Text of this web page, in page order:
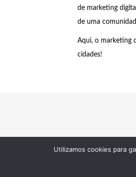
de marketing
de uma
Aqui, o marketing
cidades!
Utilizamos cookies para